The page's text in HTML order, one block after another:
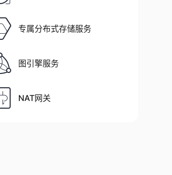
专属分布式存储服务
图引擎服务
NAT网关